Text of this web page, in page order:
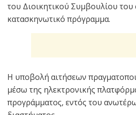
του Διοικητικού Συμβουλίου του
κατασκηνωτικό πρόγραμμα.
Η υποβολή αιτήσεων
μέσω της ηλεκτρονικής
προγράμματος, εντός του